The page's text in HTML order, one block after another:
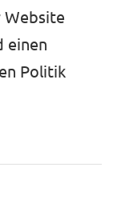
Website
einen
Politik